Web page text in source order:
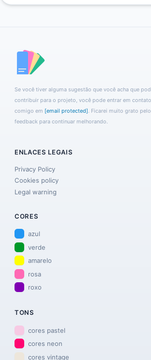
Se você tiver alguma sugestão que você acha que
contribuir para o projeto, você pode entrar em contato
comigo em [email protected]. Ficarei muito grato
feedback para continuar melhorando.
ENLACES LEGAIS
Privacy Policy
Cookies policy
Legal warning
CORES
azul
verde
amarelo
rosa
roxo
TONS
cores pastel
cores neon
cores vintage